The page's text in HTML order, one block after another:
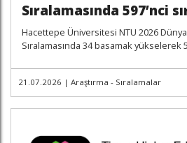
Sıralamasında 597’nci
Hacettepe Üniversitesi NTU 2026
Sıralamasında 34 basamak yükselerek
21.07.2026 | Araştırma - Sıralamalar